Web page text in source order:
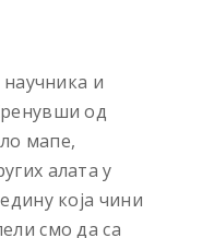
и
од
мапе,
алата у
која чини
смо да са